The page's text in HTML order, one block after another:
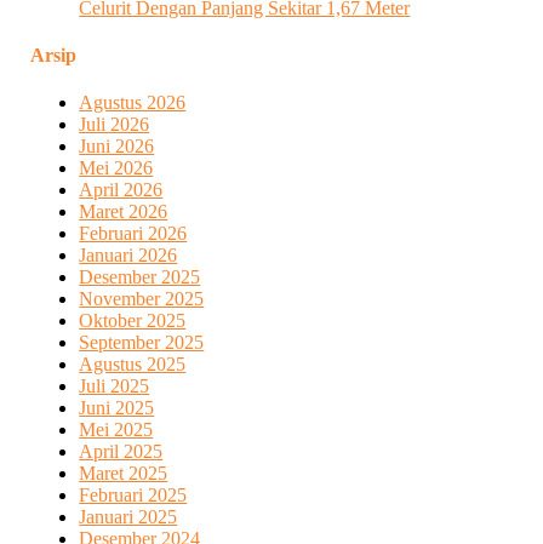
Celurit Dengan Panjang Sekitar 1,67 Meter
Arsip
Agustus 2026
Juli 2026
Juni 2026
Mei 2026
April 2026
Maret 2026
Februari 2026
Januari 2026
Desember 2025
November 2025
Oktober 2025
September 2025
Agustus 2025
Juli 2025
Juni 2025
Mei 2025
April 2025
Maret 2025
Februari 2025
Januari 2025
Desember 2024